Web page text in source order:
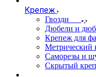
Крепеж
Гвозди
Дюбели и
Крепеж для
Метрический
Саморезы и
Скрытый